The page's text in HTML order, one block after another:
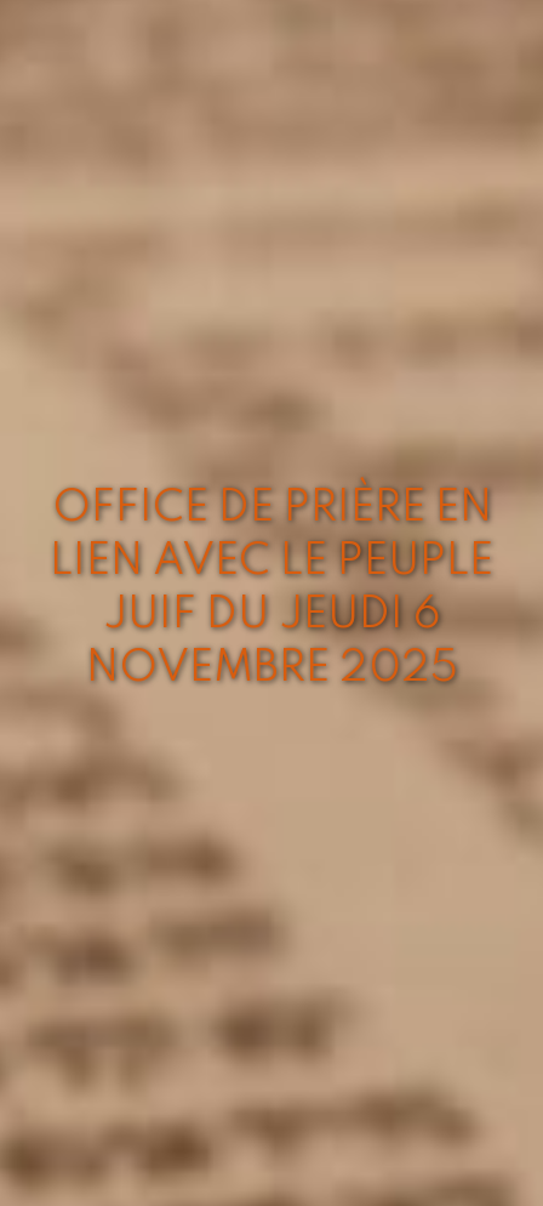
OFFICE DE PRIÈRE EN
LIEN AVEC LE PEUPLE
JUIF DU JEUDI 6
NOVEMBRE 2025